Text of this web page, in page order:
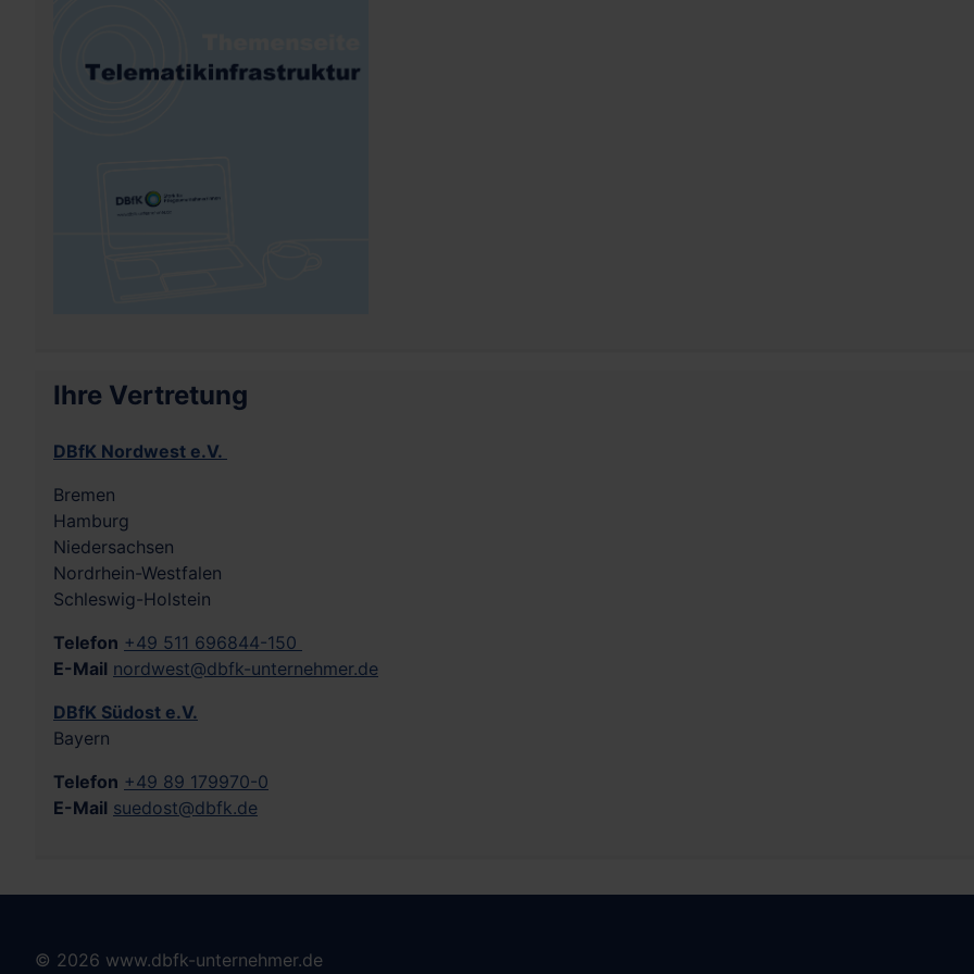
Ihre Vertretung
DBfK Nordwest e.V.
Bremen
Hamburg
Niedersachsen
Nordrhein-Westfalen
Schleswig-Holstein
Telefon +49 511 696844-150
E-Mail nordwest@dbfk-unternehmer.de
DBfK Südost e.V.
Bayern
Telefon +49 89 179970-0
E-Mail suedost@dbfk.de
© 2026 www.dbfk-unternehmer.de